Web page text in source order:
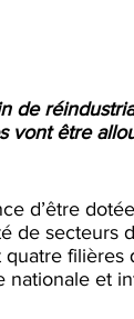
de
vont être
d’être
de secteurs
nationale et